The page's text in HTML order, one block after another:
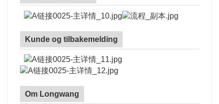
Kunde og tilbakemelding
Om Longwang